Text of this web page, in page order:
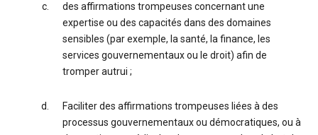
des affirmations trompeuses concernant une
expertise ou des capacités dans des domaines
sensibles (par exemple, la santé, la finance, les
services gouvernementaux ou le droit) afin de
tromper autrui ;
Faciliter des affirmations trompeuses liées à des
processus gouvernementaux ou démocratiques, ou à